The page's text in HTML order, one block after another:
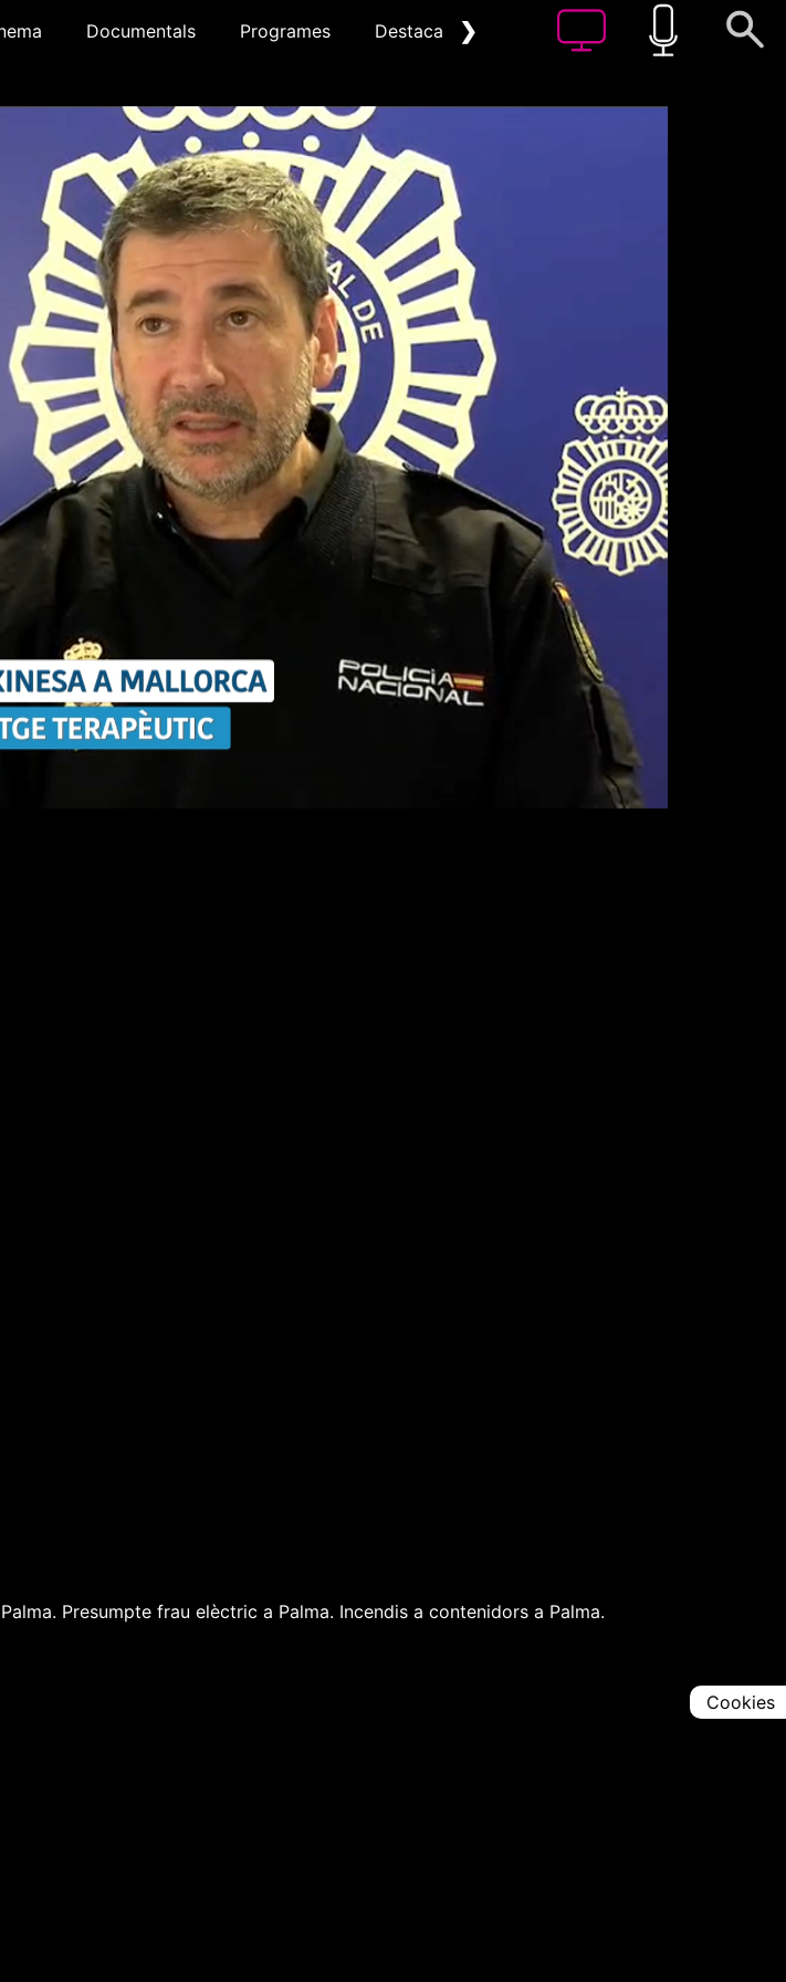
Documentals Programes Destacat ❯
Presumpte frau elèctric a Palma. Incendis a contenidors a Palma.
Cookies